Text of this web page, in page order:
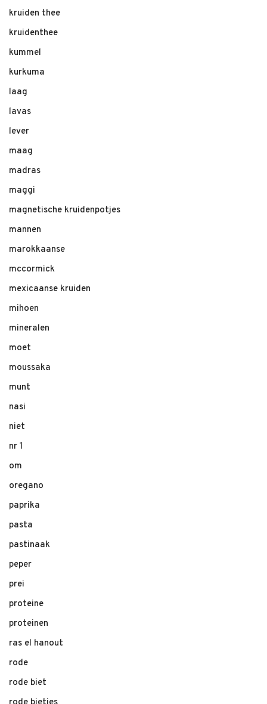
kruiden thee
kruidenthee
kummel
kurkuma
laag
lavas
lever
maag
madras
maggi
magnetische kruidenpotjes
mannen
marokkaanse
mccormick
mexicaanse kruiden
mihoen
mineralen
moet
moussaka
munt
nasi
niet
nr 1
om
oregano
paprika
pasta
pastinaak
peper
prei
proteine
proteinen
ras el hanout
rode
rode biet